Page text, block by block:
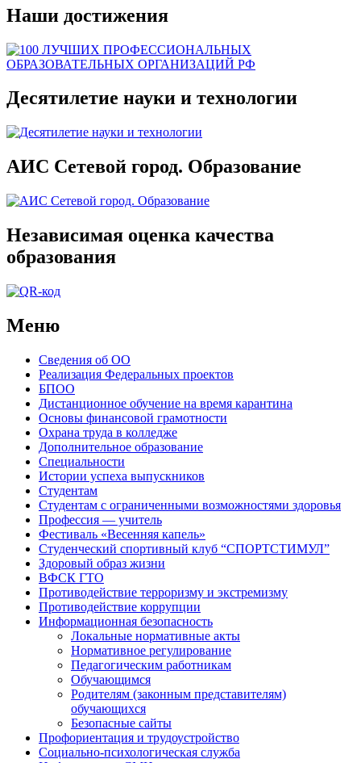
Наши достижения
Десятилетие науки и технологии
АИС Сетевой город. Образование
Независимая оценка качества
образования
Меню
Сведения об ОО
Реализация Федеральных проектов
БПОО
Дистанционное обучение на время карантина
Основы финансовой грамотности
Охрана труда в колледже
Дополнительное образование
Специальности
Истории успеха выпускников
Студентам
Студентам с ограниченными возможностями здоровья
Профессия — учитель
Фестиваль «Весенняя капель»
Студенческий спортивный клуб “СПОРТСТИМУЛ”
Здоровый образ жизни
ВФСК ГТО
Противодействие терроризму и экстремизму
Противодействие коррупции
Информационная безопасность
Локальные нормативные акты
Нормативное регулирование
Педагогическим работникам
Обучающимся
Родителям (законным представителям)
обучающихся
Безопасные сайты
Профориентация и трудоустройство
Социально-психологическая служба